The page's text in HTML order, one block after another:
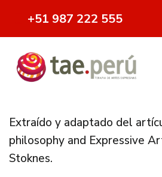
+51 987 222 555
Extraído y adaptado del
philosophy and Expressive
Stoknes.